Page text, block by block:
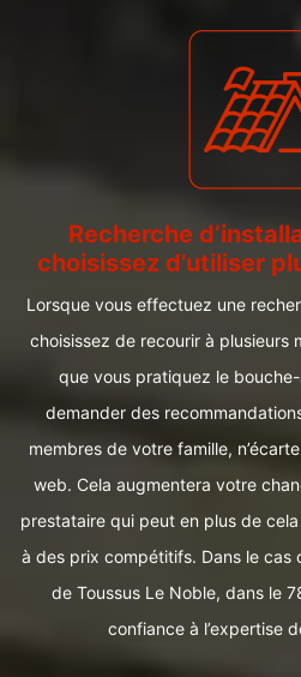
Recherche
choisissez d’utiliser
Lorsque vous effectuez une
choisissez de recourir à plusieurs
que vous pratiquez le
demander des
membres de votre famille,
web. Cela augmentera votre
prestataire qui peut en plus de
à des prix compétitifs. Dans le cas
de Toussus Le Noble, dans le
confiance à l’expertise